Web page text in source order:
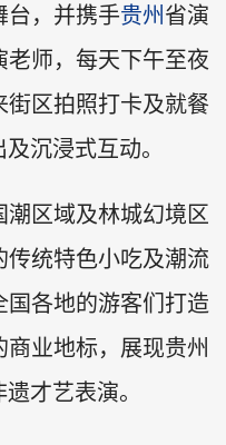
台，并携手贵州 省演
师，每天下午至夜
区拍照打卡及就餐
沉浸式互动。
区域及林城幻境区
统特色小吃及潮流
各地的游客们打造
业地标，展现贵州
才艺表演。